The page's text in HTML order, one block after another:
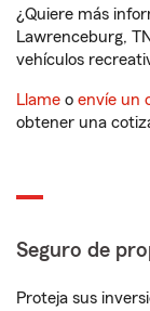
¿Quiere más
Lawrenceburg,
vehículos
Llame o envíe un
obtener una
Seguro de
Proteja sus